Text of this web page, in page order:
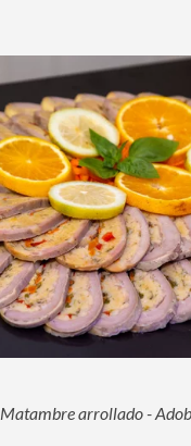
Matambre arrollado -